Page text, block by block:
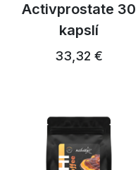
Activprostate 30
kapslí
33,32 €